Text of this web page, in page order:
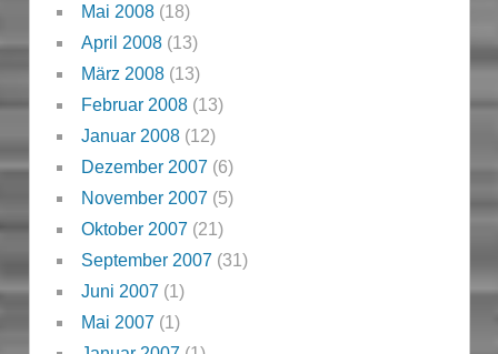
Mai 2008(18)
April 2008(13)
März 2008(13)
Februar 2008(13)
Januar 2008(12)
Dezember 2007 (6)
November 2007 (5)
Oktober 2007 (21)
September 2007 (31)
Juni 2007 (1)
Mai 2007 (1)